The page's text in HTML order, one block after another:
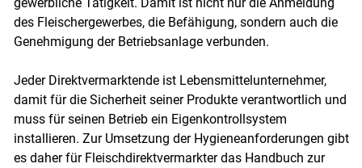
des Fleischergewerbes, die Befähigung, sondern auch die
Genehmigung der Betriebsanlage verbunden.
Jeder Direktvermarktende ist Lebensmittelunternehmer,
damit für die Sicherheit seiner Produkte verantwortlich und
muss für seinen Betrieb ein Eigenkontrollsystem
installieren. Zur Umsetzung der Hygieneanforderungen gibt
es daher für Fleischdirektvermarkter das Handbuch zur